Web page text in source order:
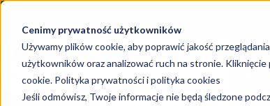
Cenimy prywatność użytkowników
Używamy plików cookie, aby poprawić jakość
użytkowników oraz analizować ruch na stronie.
cookie.Polityka prywatności i polityka cookies
Jeśli odmówisz, Twoje informacje nie będą śledzone